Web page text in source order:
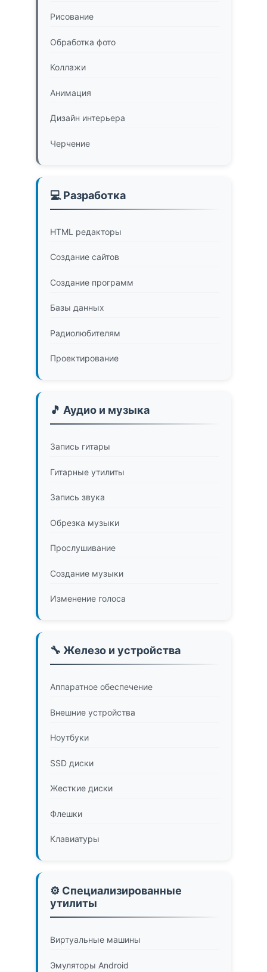
Рисование
Обработка фото
Коллажи
Анимация
Дизайн интерьера
Черчение
💻 Разработка
HTML редакторы
Создание сайтов
Создание программ
Базы данных
Радиолюбителям
Проектирование
🎵 Аудио и музыка
Запись гитары
Гитарные утилиты
Запись звука
Обрезка музыки
Прослушивание
Создание музыки
Изменение голоса
🔧 Железо и устройства
Аппаратное обеспечение
Внешние устройства
Ноутбуки
SSD диски
Жесткие диски
Флешки
Клавиатуры
⚙️ Специализированные
утилиты
Виртуальные машины
Эмуляторы Android